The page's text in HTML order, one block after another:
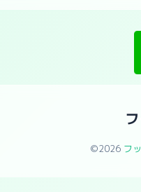
©2026 フ